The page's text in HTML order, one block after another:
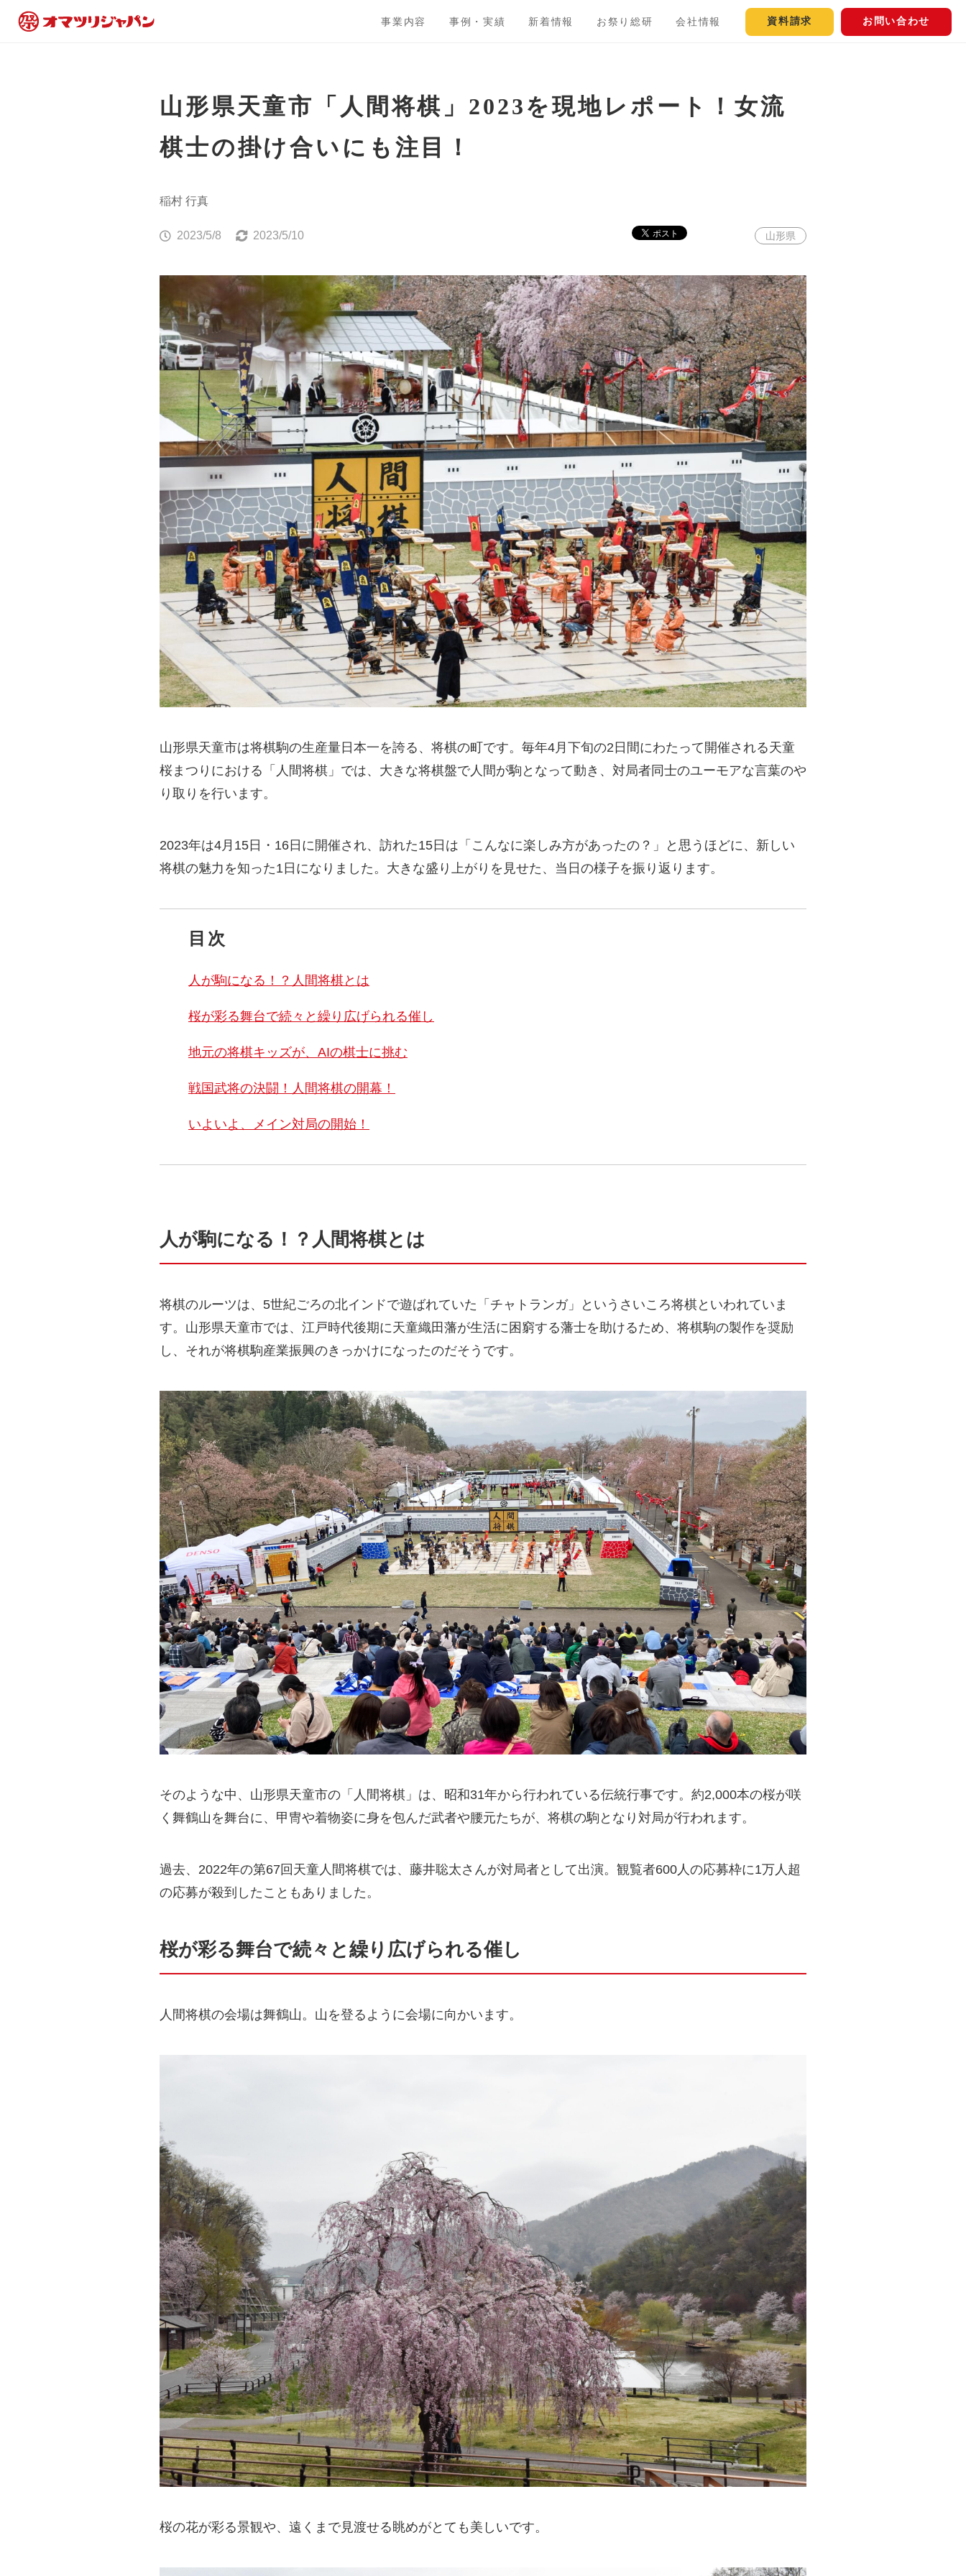
事業内容 事例・実績 新着情報 お祭り総研 会社情報 資料請求 お問い合わせ
山形県天童市「人間将棋」2023を現地レポート！女流
棋士の掛け合いにも注目！
稲村 行真
2023/5/8 2023/5/10 山形県
山形県天童市は将棋駒の生産量日本一を誇る、将棋の町です。毎年4月下旬の2日間にわたって開催される天童
桜まつりにおける「人間将棋」では、大きな将棋盤で人間が駒となって動き、対局者同士のユーモアな言葉のや
り取りを行います。
2023年は4月15日・16日に開催され、訪れた15日は「こんなに楽しみ方があったの？」と思うほどに、新しい
将棋の魅力を知った1日になりました。大きな盛り上がりを見せた、当日の様子を振り返ります。
目次
人が駒になる！？人間将棋とは
桜が彩る舞台で続々と繰り広げられる催し
地元の将棋キッズが、AIの棋士に挑む
戦国武将の決闘！人間将棋の開幕！
いよいよ、メイン対局の開始！
人が駒になる！？人間将棋とは
将棋のルーツは、5世紀ごろの北インドで遊ばれていた「チャトランガ」というさいころ将棋といわれていま
す。山形県天童市では、江戸時代後期に天童織田藩が生活に困窮する藩士を助けるため、将棋駒の製作を奨励
し、それが将棋駒産業振興のきっかけになったのだそうです。
そのような中、山形県天童市の「人間将棋」は、昭和31年から行われている伝統行事です。約2,000本の桜が咲
く舞鶴山を舞台に、甲冑や着物姿に身を包んだ武者や腰元たちが、将棋の駒となり対局が行われます。
過去、2022年の第67回天童人間将棋では、藤井聡太さんが対局者として出演。観覧者600人の応募枠に1万人超
の応募が殺到したこともありました。
桜が彩る舞台で続々と繰り広げられる催し
人間将棋の会場は舞鶴山。山を登るように会場に向かいます。
桜の花が彩る景観や、遠くまで見渡せる眺めがとても美しいです。